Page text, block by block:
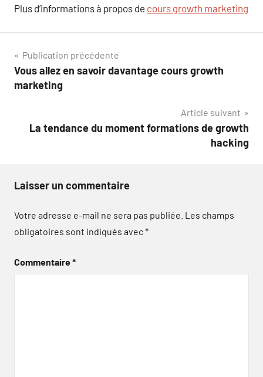
Plus d’informations à propos de cours growth marketing
Navigation
de
Publication précédente
Vous allez en savoir davantage cours growth
marketing
Article suivant
La tendance du moment formations de growth
hacking
Laisser un commentaire
Votre adresse e-mail ne sera pas publiée. Les champs
obligatoires sont indiqués avec*
Commentaire*